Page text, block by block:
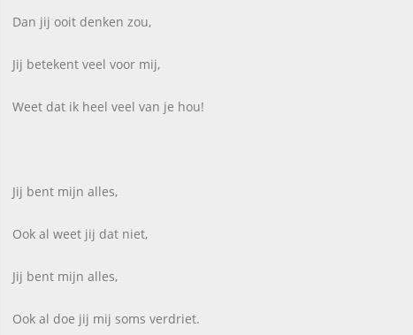
Dan jij ooit denken zou,
Jij betekent veel voor mij,
Weet dat ik heel veel van je hou!
Jij bent mijn alles,
Ook al weet jij dat niet,
Jij bent mijn alles,
Ook al doe jij mij soms verdriet.